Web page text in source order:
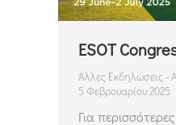
ESOT
Άλλες Εκδηλώσεις -
5 Φεβρουαρίου 2025
Για